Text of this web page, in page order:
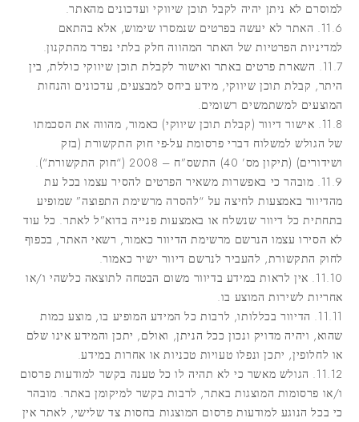
למוסרם לא ניתן יהיה לקבל תוכן שיווקי ועדכונים מהאתר.
11.6. האתר לא יעשה בפרטים שנמסרו שימוש, אלא בהתאם
למדיניות הפרטיות של האתר המהווה חלק בלתי נפרד מהתקנון.
11.7. השארת פרטים באתר ואישור לקבלת תוכן שיווקי כוללת, בין
היתר, קבלת תוכן שיווקי, מידע ביחס למבצעים, עדכונים והנחות
המוצעים למשתמשים רשומים.
11.8. אישור דיוור (קבלת תוכן שיווקי) כאמור, מהווה את הסכמתו
של הגולש למשלוח דברי פרסומת על-פי חוק התקשורת (בזק
ושידורים) (תיקון מס’ 40) התשס”ח – 2008 (“
חוק התקשורת“).
11.9. מובהר כי באפשרות משאיר הפרטים להסיר עצמו בכל עת
מהדיוור באמצעות לחיצה על “להסרה מרשימת התפוצה” שמופיע
בתחתית כל דיוור שנשלח או באמצעות פנייה בדוא”ל לאתר. כל עוד
לא הסירו עצמו הנרשם מרשימת הדיוור כאמור, רשאי האתר, בכפוף
לחוק התקשורת, להעביר לנרשם דיוור ישיר כאמור.
11.10. אין לראות במידע בדיוור משום הבטחה לתוצאה כלשהי ו/או
אחריות לשירות המוצע בו.
11.11. הדיוור בכללותו, לרבות כל המידע המופיע בו, מוצע כמות
שהוא, ויהיה מדויק ונכון ככל הניתן, ואולם, יתכן והמידע אינו שלם
או לחלופין, יתכן ונפלו טעויות טכניות או אחרות במידע.
11.12. הגולש מאשר כי לא תהיה לו כל טענה בקשר למודעות פרסום
ו/או פרסומות המוצגות באתר, לרבות בקשר למיקומן באתר. מובהר
כי בכל הנוגע למודעות פרסום המוצגות בחסות צד שלישי, לאתר אין